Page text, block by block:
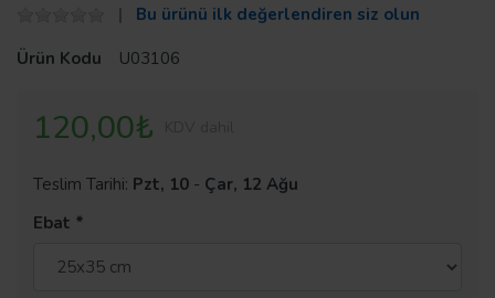
Bu ürünü ilk değerlendiren siz olun
Ürün Kodu
U03106
120,00₺
Teslim Tarihi: Pzt, 10 - Çar, 12 Ağu
Ebat